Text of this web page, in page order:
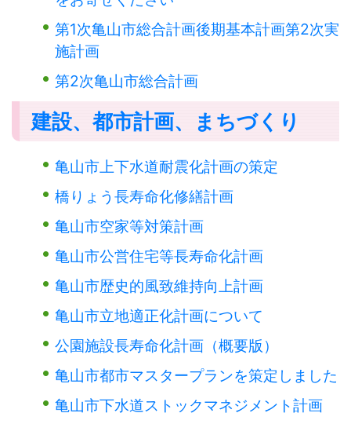
第1次亀山市総合計画後期基本計画第2次実
施計画
第2次亀山市総合計画
建設、都市計画、まちづくり
亀山市上下水道耐震化計画の策定
橋りょう長寿命化修繕計画
亀山市空家等対策計画
亀山市公営住宅等長寿命化計画
亀山市歴史的風致維持向上計画
亀山市立地適正化計画について
公園施設長寿命化計画（概要版）
亀山市都市マスタープランを策定しました
亀山市下水道ストックマネジメント計画